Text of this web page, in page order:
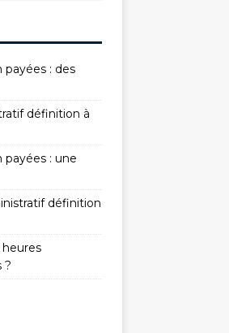
: des
définition à
: une
définition
?